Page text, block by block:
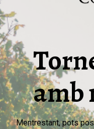
amb
Mentrestant, pots